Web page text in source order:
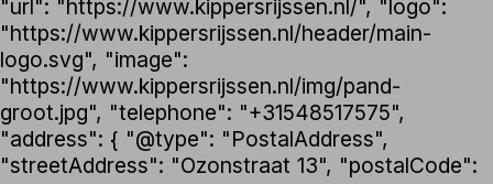
"url": "https://www.kippersrijssen.nl/", "logo":
"https://www.kippersrijssen.nl/header/main-
logo.svg", "image":
"https://www.kippersrijssen.nl/img/pand-
groot.jpg", "telephone": "+31548517575",
"address": { "@type": "PostalAddress",
"streetAddress": "Ozonstraat 13", "postalCode":